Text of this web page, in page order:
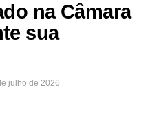
na Câmara
sua
julho de 2026